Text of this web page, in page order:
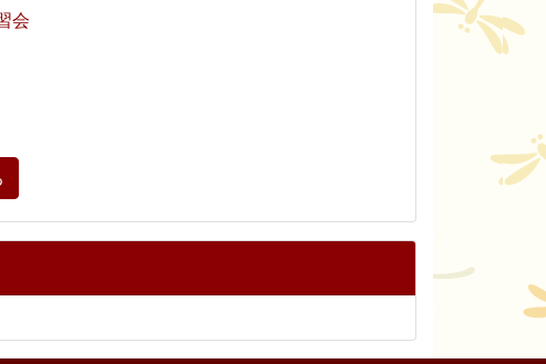
会